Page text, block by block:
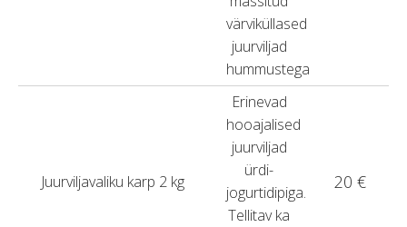
värviküllased
juurviljad
hummustega
Juurviljavaliku karp 2 kg
Erinevad
hooajalised
juurviljad
ürdi-
jogurtidipiga.
Tellitav ka
20 €